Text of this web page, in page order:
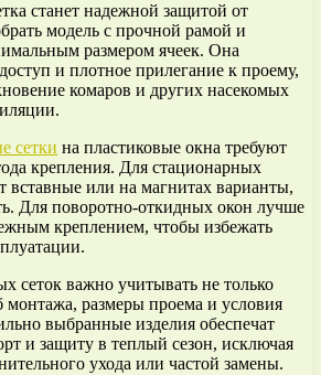
станет надежной защитой от
модель с прочной рамой и
размером ячеек. Она
и плотное прилегание к проему,
комаров и других насекомых
сетки на пластиковые окна требуют
крепления. Для стационарных
вставные или на магнитах варианты,
Для поворотно-откидных окон лучше
креплением, чтобы избежать
сеток важно учитывать не только
монтажа, размеры проема и условия
выбранные изделия обеспечат
и защиту в теплый сезон, исключая
ухода или частой замены.